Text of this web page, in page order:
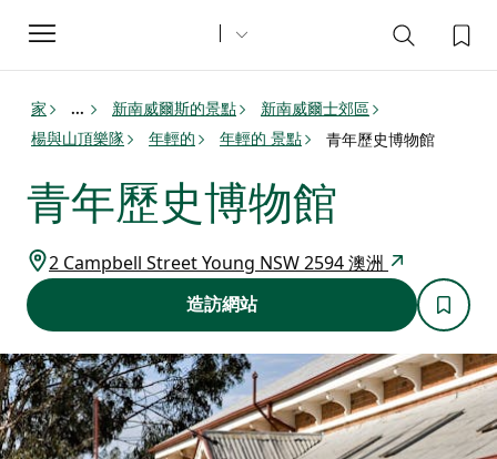
Toggle
navigation
家 ... 新南威爾斯的景點
新南威爾士郊區
楊與山頂樂隊
年輕的 年輕的 景點 青年歷史博物館
青年歷史博物館
2 Campbell Street Young NSW 2594 澳洲
造訪網站